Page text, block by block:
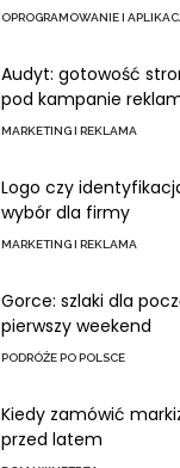
OPROGRAMOWANIE I
Audyt: gotowość
pod kampanie
MARKETING I REKLAMA
Logo czy
wybór dla firmy
MARKETING I REKLAMA
Gorce: szlaki dla
pierwszy weekend
PODRÓŻE PO POLSCE
Kiedy zamówić
przed latem